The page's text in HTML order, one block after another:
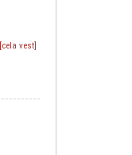
[cela vest]